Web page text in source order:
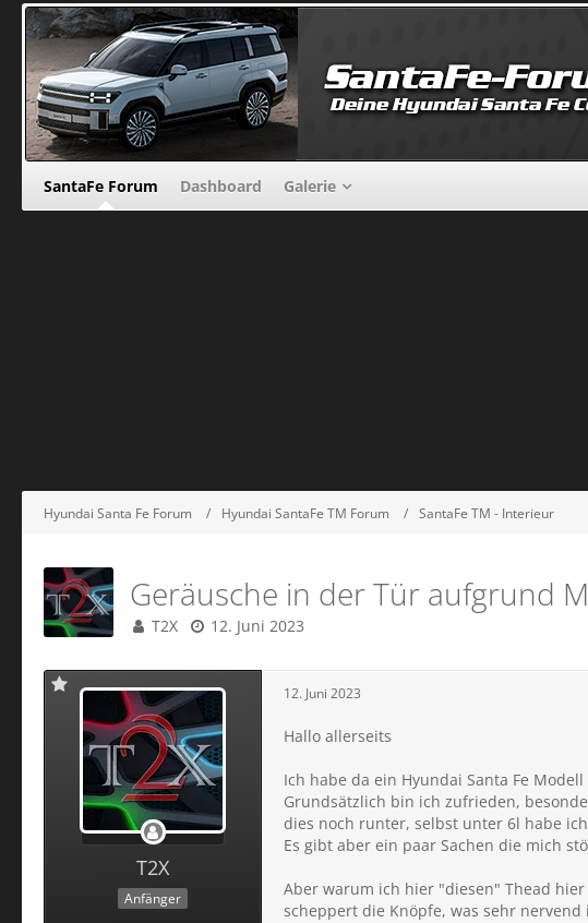
SantaFe Forum Dashboard Galerie
Hyundai Santa Fe Forum Hyundai SantaFe TM Forum SantaFe TM - Interieur
Geräusche in der Tür aufgrund
T2X 12. Juni 2023
T2X
Anfänger
12. Juni 2023
Hallo allerseits
Ich habe da ein Hyundai Santa Fe Modell
Grundsätzlich bin ich zufrieden,
dies noch runter, selbst unter 6l habe
Es gibt aber ein paar Sachen die mich
Aber warum ich hier "diesen" Thead
scheppert die Knöpfe, was sehr